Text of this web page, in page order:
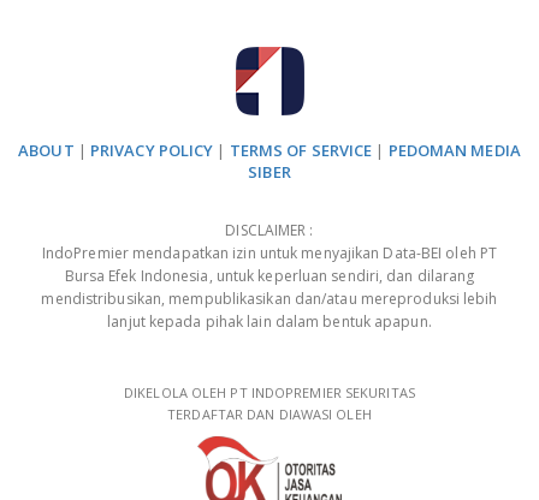
ABOUT | PRIVACY POLICY | TERMS OF SERVICE | PEDOMAN MEDIA
SIBER
DISCLAIMER :
IndoPremier mendapatkan izin untuk menyajikan Data-BEI oleh PT
Bursa Efek Indonesia, untuk keperluan sendiri, dan dilarang
mendistribusikan, mempublikasikan dan/atau mereproduksi lebih
lanjut kepada pihak lain dalam bentuk apapun.
DIKELOLA OLEH PT INDOPREMIER SEKURITAS
TERDAFTAR DAN DIAWASI OLEH